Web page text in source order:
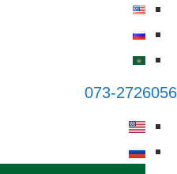
073-2726056